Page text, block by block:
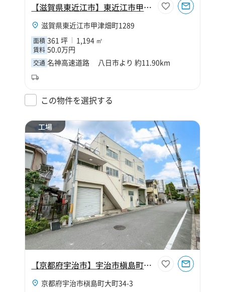
【滋賀県東近江市】東近江市甲津畑町361坪工場
滋賀県東近江市甲津畑町1289
面積 361 坪 1,194 ㎡
賃料 50.0万円
交通 名神高速道路 八日市より 約11.90km
この物件を選択する
工場
【京都府宇治市】宇治市槇島町大町135坪工場
京都府宇治市槇島町大町34-3